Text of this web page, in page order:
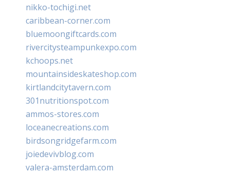
nikko-tochigi.net
caribbean-corner.com
bluemoongiftcards.com
rivercitysteampunkexpo.com
kchoops.net
mountainsideskateshop.com
kirtlandcitytavern.com
301nutritionspot.com
ammos-stores.com
loceanecreations.com
birdsongridgefarm.com
joiedevivblog.com
valera-amsterdam.com